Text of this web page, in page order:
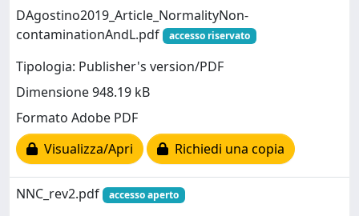
DAgostino2019_Article_NormalityNon-
contaminationAndL.pdf
accesso riservato
Tipologia: Publisher's version/PDF
Dimensione 948.19 kB
Formato Adobe PDF
Visualizza/Apri
Richiedi una copia
NNC_rev2.pdf accesso aperto